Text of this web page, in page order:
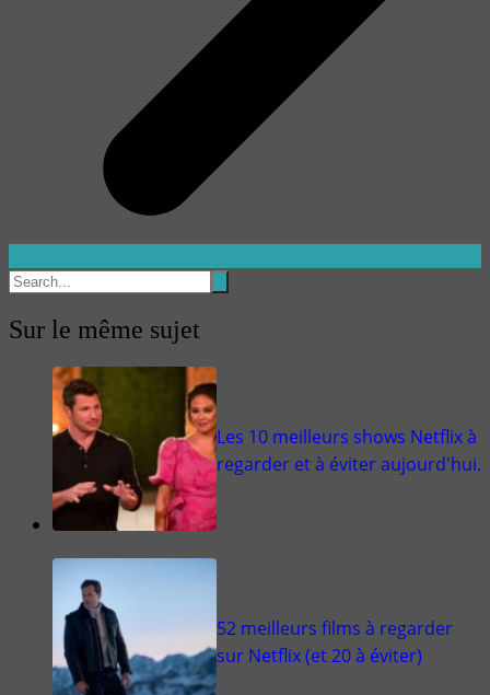
Sur le même sujet
Les 10 meilleurs shows Netflix à
regarder et à éviter aujourd'hui.
52 meilleurs films à regarder
sur Netflix (et 20 à éviter)